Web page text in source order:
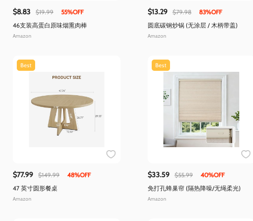
$8.83 $19.99
55%OFF
46支装高蛋白原味烟熏肉棒
Amazon
$13.29 $79.98
83%OFF
圆底碳钢炒锅 (无涂层 / 木柄带盖)
Amazon
Best
$77.99 $149.99
48%OFF
47 英寸圆形餐桌
Amazon
Best
$33.59 $55.99
40%OFF
免打孔蜂巢帘 (隔热降噪/无绳柔光)
Amazon